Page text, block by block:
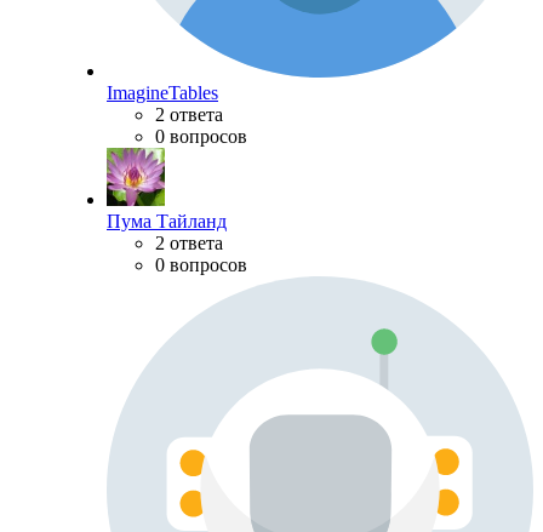
ImagineTables
2 ответа
0 вопросов
Пума Тайланд
2 ответа
0 вопросов